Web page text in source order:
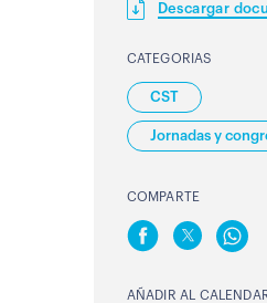
Descargar
CATEGORIAS
CST
Jornadas y
COMPARTE
AÑADIR AL